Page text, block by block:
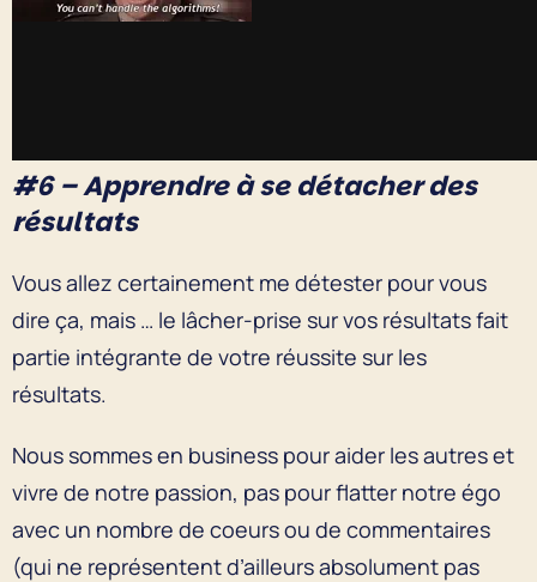
#6 – Apprendre à se détacher des
résultats
Vous allez certainement me détester pour vous
dire ça, mais … le lâcher-prise sur vos résultats fait
partie intégrante de votre réussite sur les
résultats.
Nous sommes en business pour aider les autres et
vivre de notre passion, pas pour flatter notre égo
avec un nombre de coeurs ou de commentaires
(qui ne représentent d’ailleurs absolument pas